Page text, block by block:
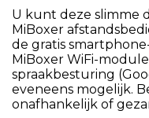
U kunt deze slimme
MiBoxer
de gratis
MiBoxer WiFi-
spraakbesturing
eveneens mogelijk.
onafhankelijk of